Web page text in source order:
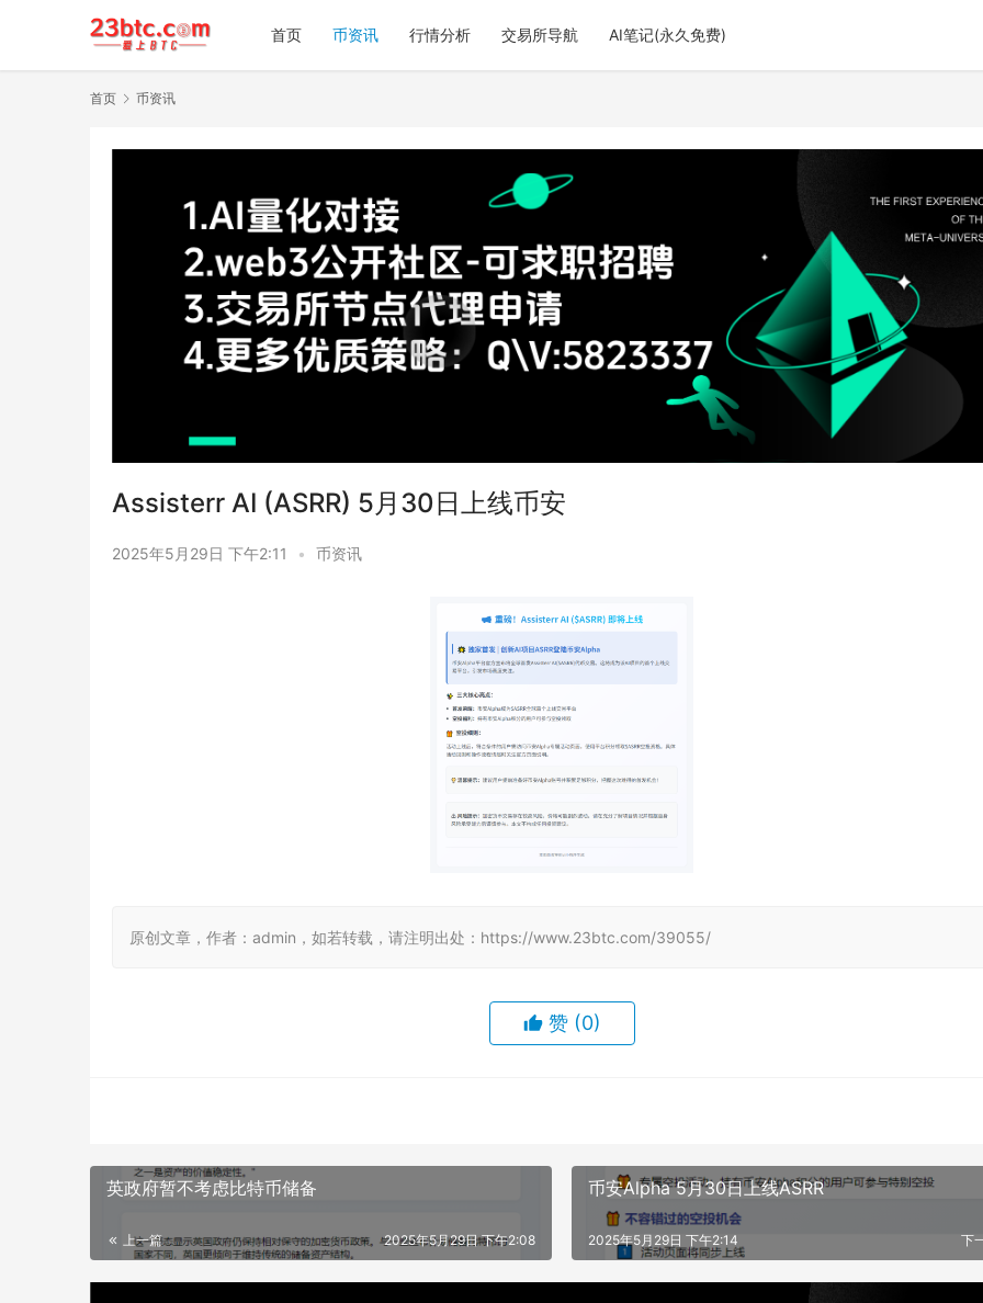
首页 币资讯 行情分析 交易所导航 AI笔记(永久免费)
首页 币资讯
Assisterr AI (ASRR) 5月30日上线币安
2025年5月29日 下午2:11 • 币资讯
原创文章，作者：admin，如若转载，请注明出处：https://www.23btc.com/39055/
赞 (0)
英政府暂不考虑比特币储备
上一篇 2025年5月29日 下午2:08
币安Alpha 5月30日上线ASRR
下
2025年5月29日 下午2:14